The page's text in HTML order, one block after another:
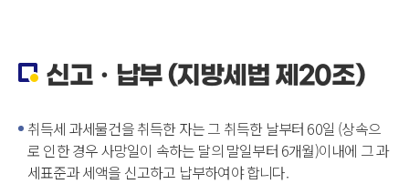
신고ㆍ납부 (지방세법 제20조)
취득세 과세물건을 취득한 자는 그 취득한 날부터 60일 (상속으
로 인한 경우 사망일이 속하는 달의 말일부터 6개월)이내에 그 과
세표준과 세액을 신고하고 납부하여야 합니다.